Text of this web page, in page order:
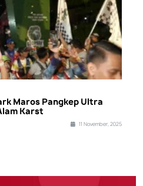
Maros Pangkep Ultra
Karst
11 November, 2025